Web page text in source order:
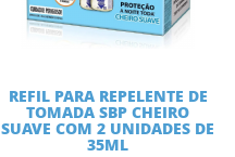
REFIL PARA REPELENTE DE
TOMADA SBP CHEIRO
SUAVE COM 2 UNIDADES DE
35ML